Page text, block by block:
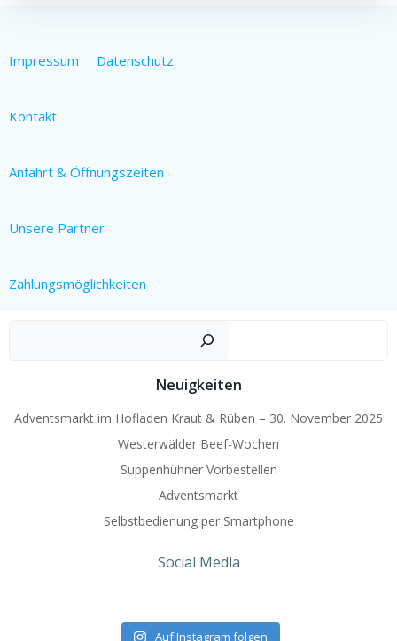
Impressum Datenschutz
Kontakt
Anfahrt & Öffnungszeiten
Unsere Partner
Zahlungsmöglichkeiten
Neuigkeiten
Adventsmarkt im Hofladen Kraut & Rüben – 30. November 2025
Westerwälder Beef-Wochen
Suppenhühner Vorbestellen
Adventsmarkt
Selbstbedienung per Smartphone
Social Media
Auf Instagram folgen